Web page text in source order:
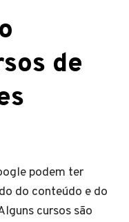
de
podem ter
do conteúdo e do
cursos são